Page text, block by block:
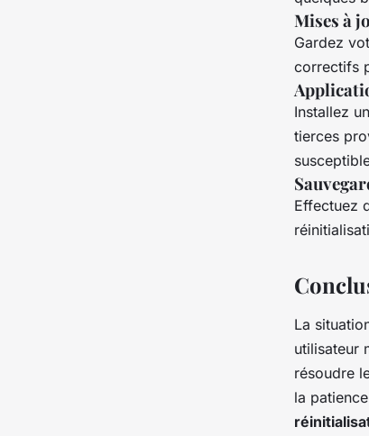
Mises à
Gardez
correctifs
Installez
tierces
Effectuez
La
utilisateur
résoudre
la